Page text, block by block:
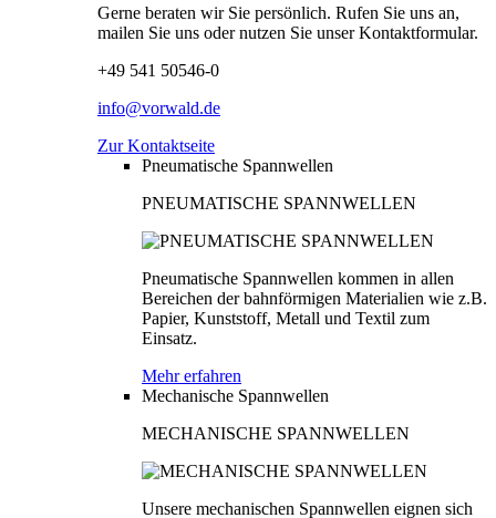
Gerne beraten wir Sie persönlich. Rufen Sie uns an,
mailen Sie uns oder nutzen Sie unser Kontaktformular.
+49 541 50546-0
info@vorwald.de
Zur Kontaktseite
Pneumatische Spannwellen
PNEUMATISCHE SPANNWELLEN
Pneumatische Spannwellen kommen in allen
Bereichen der bahnförmigen Materialien wie z.B.
Papier, Kunststoff, Metall und Textil zum
Einsatz.
Mehr erfahren
Mechanische Spannwellen
MECHANISCHE SPANNWELLEN
Unsere mechanischen Spannwellen eignen sich